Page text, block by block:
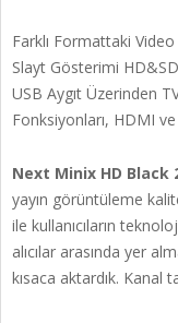
Farklı Formattaki
Slayt Gösterimi
USB Aygıt Üzerinden
Fonksiyonları, HDMI ve
Next Minix HD Black
yayın görüntüleme
ile kullanıcıların
alıcılar arasında yer
kısaca aktardık. Kanal